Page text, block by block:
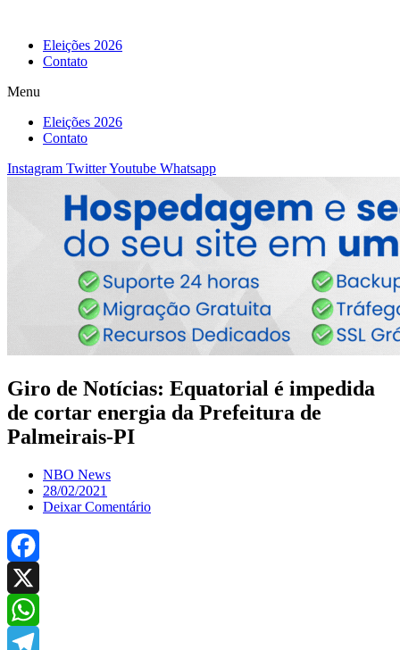
Eleições 2026
Contato
Menu
Eleições 2026
Contato
Instagram TwitterYoutube Whatsapp
Giro de Notícias: Equatorial é impedida
de cortar energia da Prefeitura de
Palmeirais-PI
NBO News
28/02/2021
Deixar Comentário
Facebook
X
WhatsApp